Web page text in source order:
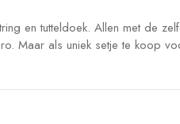
en tutteldoek. Allen met de
Maar als uniek setje te koop